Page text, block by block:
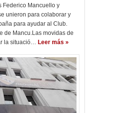
Federico Mancuello y
unieron para colaborar y
para ayudar al Club.
de Mancu.Las movidas de
la situació… Leer más »